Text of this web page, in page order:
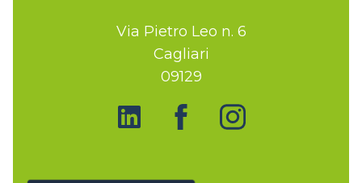
Via Pietro Leo n. 6
Cagliari
09129